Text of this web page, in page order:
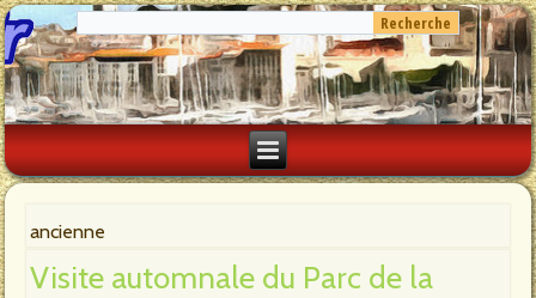
ancienne
Visite automnale du Parc de la